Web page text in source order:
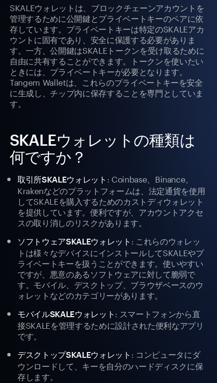
SKALEウォレットは、ブロックチェーンアカウントを
管理するために公開鍵とプライベートキーのペアに依
存しています。プライベートキーは特定のSKALEアカ
ウントに固有であり、安全に保護する必要がありま
す。一方、公開鍵はSKALEトークンを受け取るために
自由に共有することができます。トークンを使いたい
ときには、プライベートキーが必要となります。
Tangem Walletは、これらのプライベートキーを安全
に生成し、チップ内に保存することを専門としていま
す。
SKALEウォレットの種類は
何ですか？
取引所SKALEウォレット : Coinbase、Binance、
Krakenなどのプラットフォームは、法定通貨を使用
してSKALEを購入するためのカストディウォレット
を提供しています。便利ですが、アカウントアクセ
スの取り消しのリスクがあります。
ソフトウェアSKALEウォレット : これらのウォレッ
トは様々なデバイスにインストールしてSKALEやプ
ライベートキーを扱うことができます。使いやすい
ですが、悪意のあるソフトウェアに対して脆弱で
す。モバイル、デスクトップ、ブラウザベースのウ
ォレットなどのカテゴリーがあります。
モバイルSKALEウォレット : スマートフォンから直
接SKALEを管理するために設計された便利なアプリ
です。
デスクトップSKALEウォレット : コンピュータにダ
ウンロードして、キーを自分のハードディスクに保
存します。